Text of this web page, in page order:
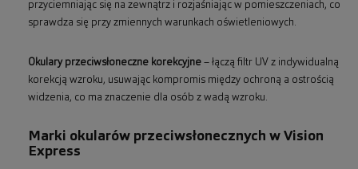
przyciemniając się na zewnątrz i rozjaśniając w pomieszczeniach, co
sprawdza się przy zmiennych warunkach oświetleniowych.
Okulary przeciwsłoneczne korekcyjne – łączą filtr UV z indywidualną
korekcją wzroku, usuwając kompromis między ochroną a ostrością
widzenia, co ma znaczenie dla osób z wadą wzroku.
Marki okularów przeciwsłonecznych w Vision
Express